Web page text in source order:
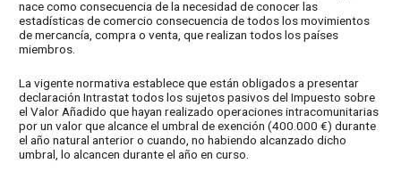
nace como consecuencia de la necesidad de conocer las
estadísticas de comercio consecuencia de todos los movimientos
de mercancía, compra o venta, que realizan todos los países
miembros.
La vigente normativa establece que están obligados a presentar
declaración Intrastat todos los sujetos pasivos del Impuesto sobre
el Valor Añadido que hayan realizado operaciones intracomunitarias
por un valor que alcance el umbral de exención (400.000 €) durante
el año natural anterior o cuando, no habiendo alcanzado dicho
umbral, lo alcancen durante el año en curso.